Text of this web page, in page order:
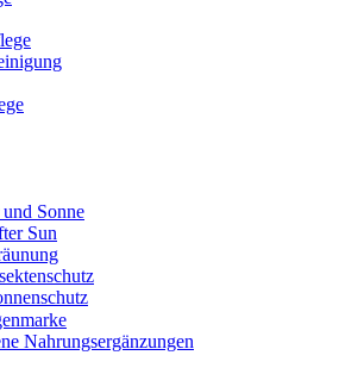
Sonne
Sun
Nahrungsergänzungen